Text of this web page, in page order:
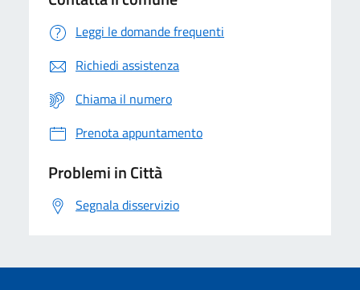
Leggi le domande frequenti
Richiedi assistenza
Chiama il numero
Prenota appuntamento
Problemi in Città
Segnala disservizio